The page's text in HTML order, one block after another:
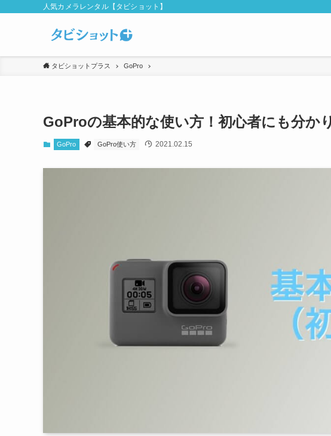
人気カメラレンタル【タビショット】
タビショットプラス GoPro
GoProの基本的な使い方！初心者にも分か
GoPro GoPro使い方 2021.02.15